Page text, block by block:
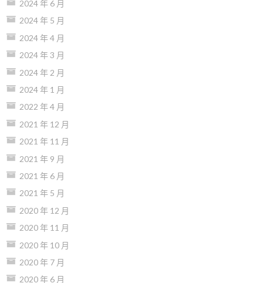
2024 年 6 月
2024 年 5 月
2024 年 4 月
2024 年 3 月
2024 年 2 月
2024 年 1 月
2022 年 4 月
2021 年 12 月
2021 年 11 月
2021 年 9 月
2021 年 6 月
2021 年 5 月
2020 年 12 月
2020 年 11 月
2020 年 10 月
2020 年 7 月
2020 年 6 月